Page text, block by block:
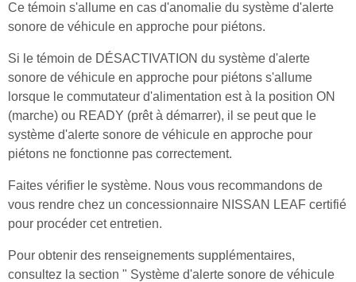
Ce témoin s'allume en cas d'anomalie du système d'alerte
sonore de véhicule en approche pour piétons.
Si le témoin de DÉSACTIVATION du système d'alerte
sonore de véhicule en approche pour piétons s'allume
lorsque le commutateur d'alimentation est à la position ON
(marche) ou READY (prêt à démarrer), il se peut que le
système d'alerte sonore de véhicule en approche pour
piétons ne fonctionne pas correctement.
Faites vérifier le système. Nous vous recommandons de
vous rendre chez un concessionnaire NISSAN LEAF certifié
pour procéder cet entretien.
Pour obtenir des renseignements supplémentaires,
consultez la section " Système d'alerte sonore de véhicule